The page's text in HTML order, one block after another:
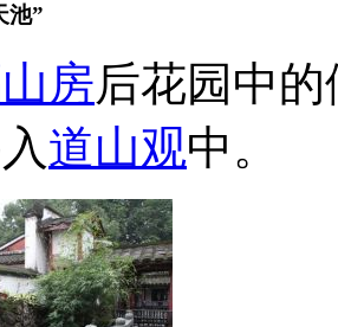
池”
房后花园中
道山观中。